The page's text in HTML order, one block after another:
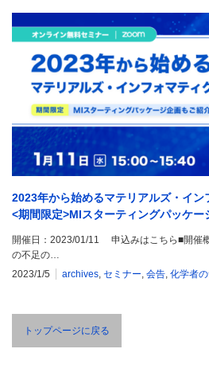
2023年から始めるマテリアルズ・イ
<期間限定>MIスターティングパッケー
開催日：2023/01/11 申込みはこちら■開催
の不足の…
2023/1/5
archives, セミナー, 会告, 化学者
トップページに戻る